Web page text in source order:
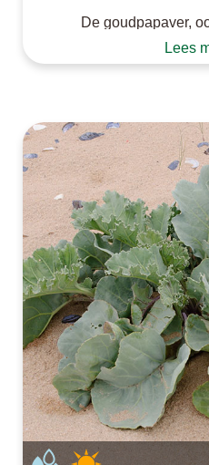
De goudpapaver,
slaapmutsje wordt
is een
in de zomer de
Lees